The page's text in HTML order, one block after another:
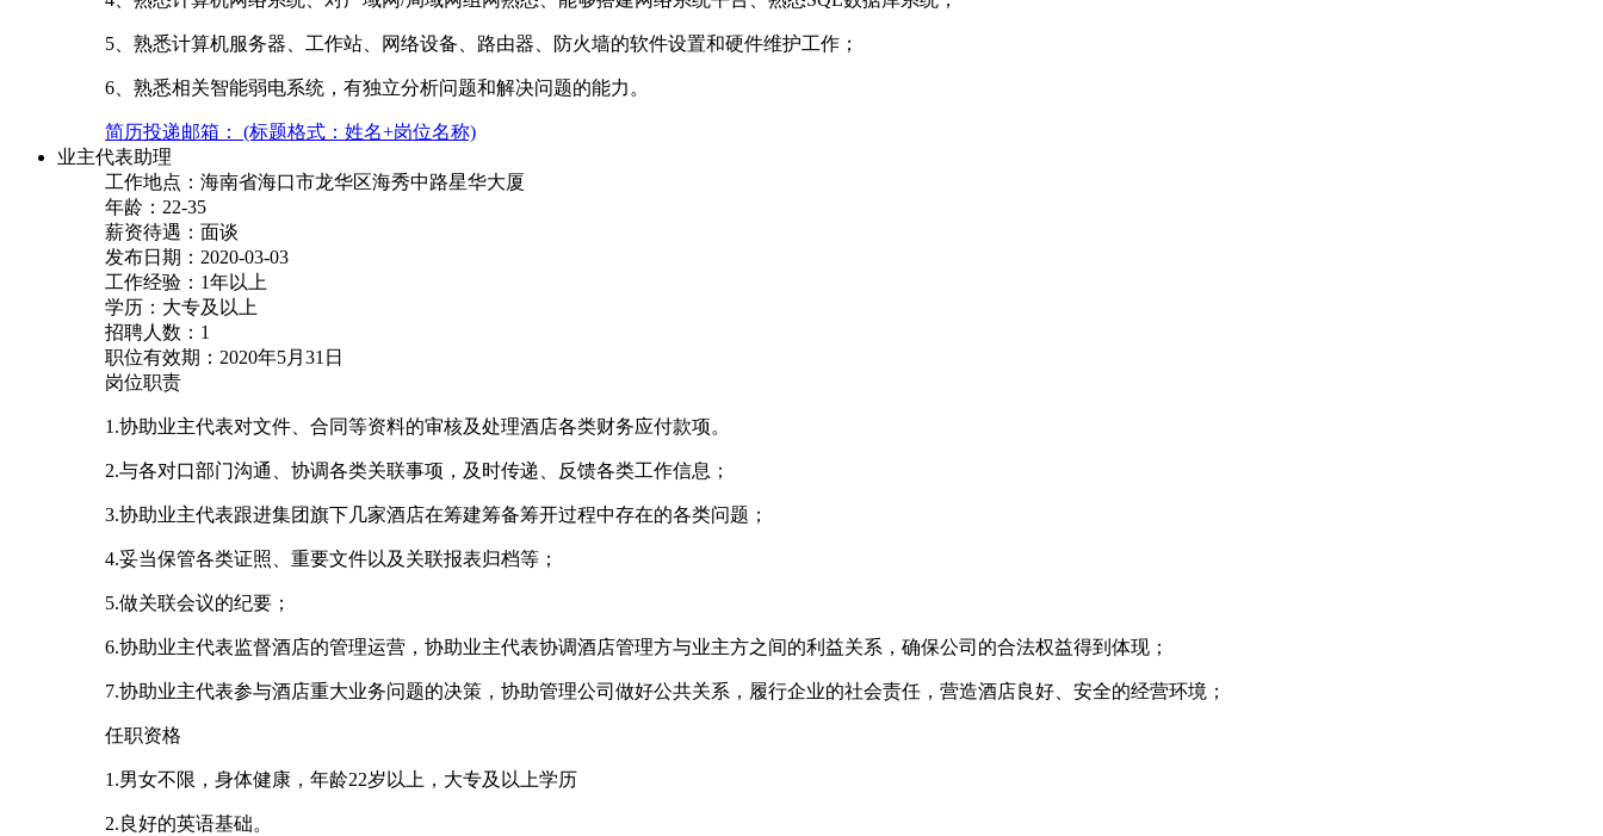
5、熟悉计算机服务器、工作站、网络设备、路由器、防火墙的软件设置和硬件维护工作；
6、熟悉相关智能弱电系统，有独立分析问题和解决问题的能力。
简历投递邮箱： (标题格式：姓名+岗位名称)
业主代表助理
工作地点：海南省海口市龙华区海秀中路星华大厦
年龄：22-35
薪资待遇：面谈
发布日期：2020-03-03
工作经验：1年以上
学历：大专及以上
招聘人数：1
职位有效期：2020年5月31日
岗位职责
1.协助业主代表对文件、合同等资料的审核及处理酒店各类财务应付款项。
2.与各对口部门沟通、协调各类关联事项，及时传递、反馈各类工作信息；
3.协助业主代表跟进集团旗下几家酒店在筹建筹备筹开过程中存在的各类问题；
4.妥当保管各类证照、重要文件以及关联报表归档等；
5.做关联会议的纪要；
6.协助业主代表监督酒店的管理运营，协助业主代表协调酒店管理方与业主方之间的利益关系，确保公司的合法权益得到体现；
7.协助业主代表参与酒店重大业务问题的决策，协助管理公司做好公共关系，履行企业的社会责任，营造酒店良好、安全的经营环境；
任职资格
1.男女不限，身体健康，年龄22岁以上，大专及以上学历
2.良好的英语基础。